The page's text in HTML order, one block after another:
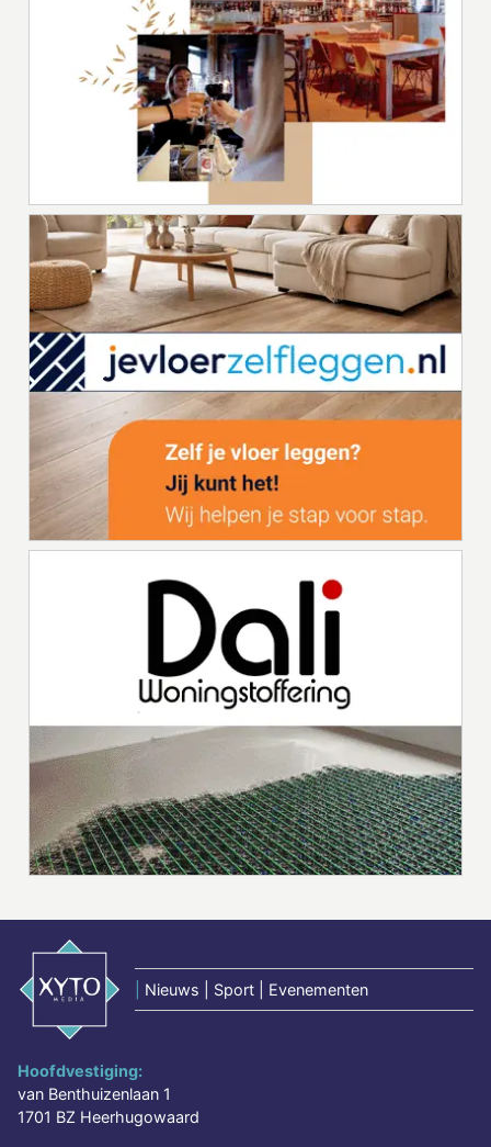
Nieuws | Sport | Evenementen
Hoofdvestiging:
van Benthuizenlaan 1
1701 BZ Heerhugowaard